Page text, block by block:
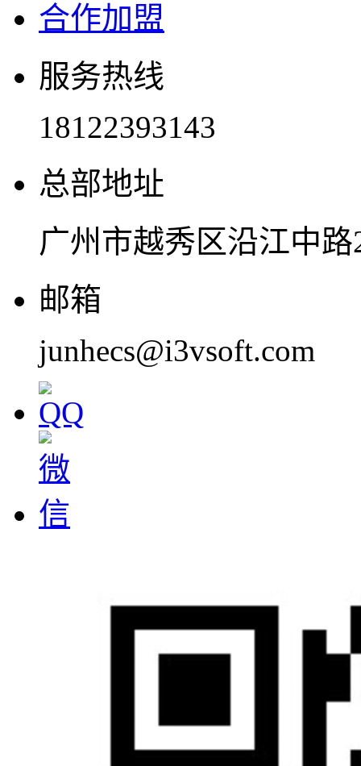
合作加盟
服务热线
18122393143
总部地址
广州市越秀区沿江中
邮箱
junhecs@i3vsoft.com